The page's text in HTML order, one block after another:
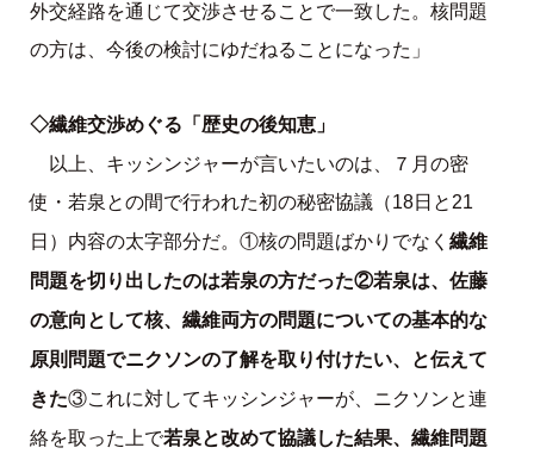
外交経路を通じて交渉させることで一致した。核問題
の方は、今後の検討にゆだねることになった」
◇繊維交渉めぐる「歴史の後知恵」
以上、キッシンジャーが言いたいのは、７月の密
使・若泉との間で行われた初の秘密協議（18日と21
日）内容の太字部分だ。①核の問題ばかりでなく 繊維
問題を切り出したのは若泉の方だった②若泉は、佐藤
の意向として核、繊維両方の問題についての基本的な
原則問題でニクソンの了解を取り付けたい、と伝えて
きた③これに対してキッシンジャーが、ニクソンと連
絡を取った上で若泉と改めて協議した結果、繊維問題